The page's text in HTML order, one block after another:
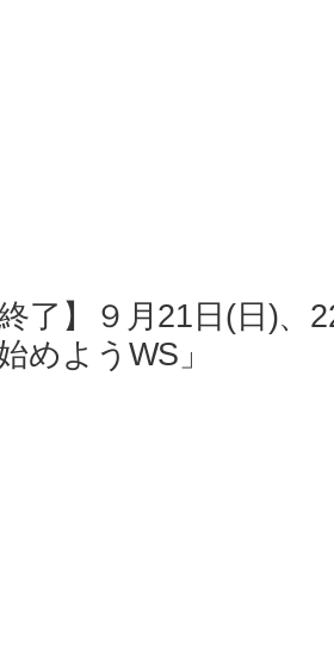
了】９月21日(日)
めようWS」